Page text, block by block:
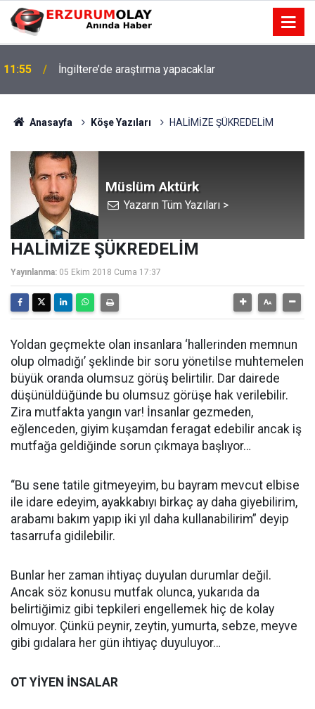
11:55 İngiltere’de araştırma yapacaklar
Anasayfa Köşe Yazıları HALİMİZE ŞÜKREDELİM
Müslüm Aktürk
Yazarın Tüm Yazıları >
HALİMİZE ŞÜKREDELİM
Yayınlanma: 05 Ekim 2018 Cuma 17:37
Yoldan geçmekte olan insanlara ‘hallerinden memnun
olup olmadığı’ şeklinde bir soru yönetilse muhtemelen
büyük oranda olumsuz görüş belirtilir. Dar dairede
düşünüldüğünde bu olumsuz görüşe hak verilebilir.
Zira mutfakta yangın var! İnsanlar gezmeden,
eğlenceden, giyim kuşamdan feragat edebilir ancak iş
mutfağa geldiğinde sorun çıkmaya başlıyor…
“Bu sene tatile gitmeyeyim, bu bayram mevcut elbise
ile idare edeyim, ayakkabıyı birkaç ay daha giyebilirim,
arabamı bakım yapıp iki yıl daha kullanabilirim” deyip
tasarrufa gidilebilir.
Bunlar her zaman ihtiyaç duyulan durumlar değil.
Ancak söz konusu mutfak olunca, yukarıda da
belirtiğimiz gibi tepkileri engellemek hiç de kolay
olmuyor. Çünkü peynir, zeytin, yumurta, sebze, meyve
gibi gıdalara her gün ihtiyaç duyuluyor…
OT YİYEN İNSALAR